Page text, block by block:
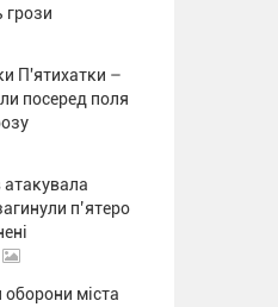
грози
П'ятихатки –
посеред поля
атакувала
п’ятеро
міста